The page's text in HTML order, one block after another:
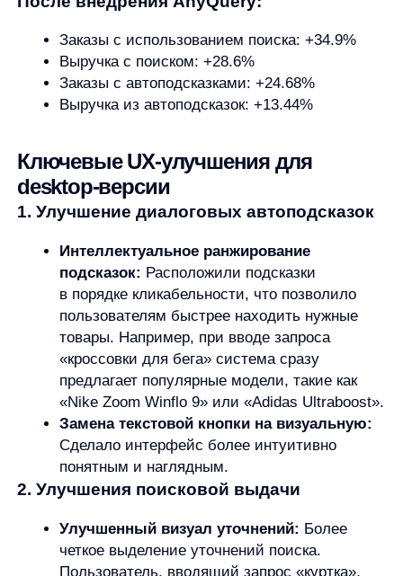
подсказок: Расположили подсказки
пользователям быстрее находить нужные
товары. Например, при вводе запроса
«кроссовки для бега» система сразу
Замена текстовой кнопки на визуальную:
Сделало интерфейс более интуитивно
понятным и наглядным.
2. Улучшения поисковой выдачи
Улучшенный визуал уточнений:Более
четкое выделение уточнений поиска.
Пользователь, вводящий запрос «куртка»,
может быстро добавить уточнения, такие как
«для зимы» или «водонепроницаемая».
Категории с ховером и визуальной
вложенностью:Ускорило поиск нужных
подразделов.
Умные фильтры:Добавили динамический
сброс и блок активных фильтров, что
Стилизованные карточки товаров:
Карточки в поисковой выдаче стали
визуально схожими с карточками в каталоге,
и артикул товара.
3. Улучшения аналоговой выдачи
Замена нулевой выдачи:Вместо «ничего